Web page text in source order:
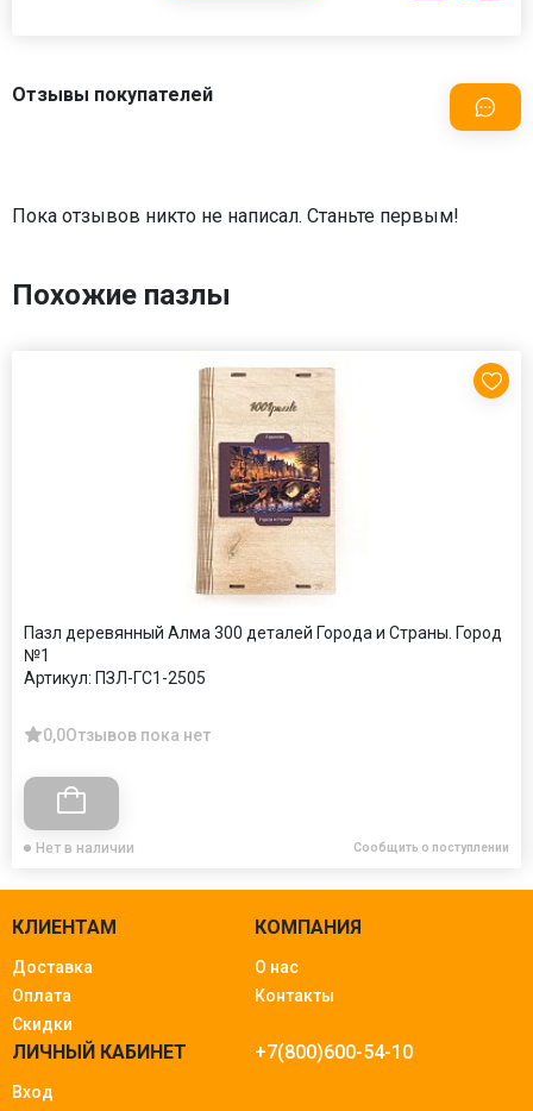
Отзывы покупателей
Пока отзывов никто не написал. Станьте первым!
Похожие пазлы
Пазл деревянный Алма 300 деталей Города и Страны. Город
№1
Артикул: ПЗЛ-ГС1-2505
0,0Отзывов пока нет
Нет в наличии Сообщить о поступлении
КЛИЕНТАМ
Доставка
Оплата
Скидки
КОМПАНИЯ
О нас
Контакты
ЛИЧНЫЙ КАБИНЕТ
Вход
+7(800)600-54-10